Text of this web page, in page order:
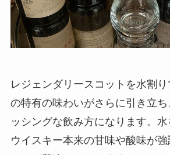
レジェンダリースコットを水割
の特有の味わいがさらに引き立
ッシングな飲み方になります。
ウイスキー本来の甘味や酸味が